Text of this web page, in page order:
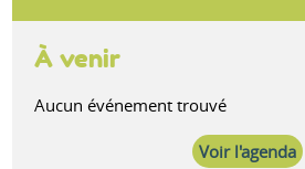
À venir
Aucun événement trouvé
Voir l'agenda